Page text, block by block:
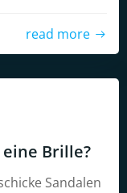
read more
Brille?
Sandalen